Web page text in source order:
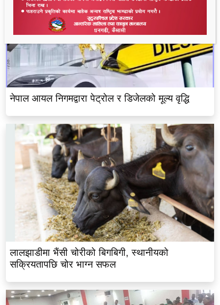
नेपाल आयल निगमद्वारा पेट्रोल र डिजेलको मूल्य वृद्धि
लालझाडीमा भैंसी चोरीको बिगबिगी, स्थानीयको
सक्रियतापछि चोर भाग्न सफल